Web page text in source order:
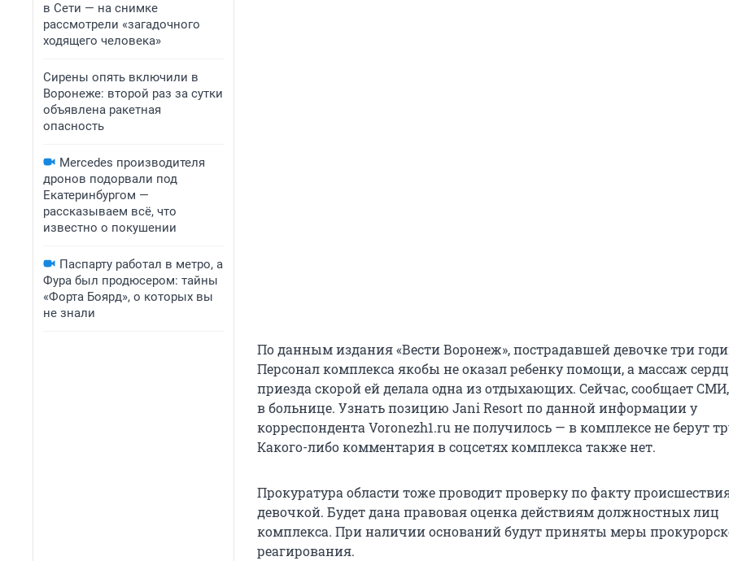
в Сети — на снимке
рассмотрели «загадочного
ходящего человека»
Сирены опять включили в
Воронеже: второй раз за сутки
объявлена ракетная
опасность
Mercedes производителя
дронов подорвали под
Екатеринбургом —
рассказываем всё, что
известно о покушении
Паспарту работал в метро, а
Фура был продюсером: тайны
«Форта Боярд», о которых вы
не знали
По данным издания «Вести Воронеж», пострадавшей девочке три
Персонал комплекса якобы не оказал ребенку помощи, а массаж
приезда скорой ей делала одна из отдыхающих. Сейчас, сообщает
в больнице. Узнать позицию Jani Resort по данной информации у
корреспондента Voronezh1.ru не получилось — в комплексе не берут
Какого-либо комментария в соцсетях комплекса также нет.
Прокуратура области тоже проводит проверку по факту
девочкой. Будет дана правовая оценка действиям должностных лиц
комплекса. При наличии оснований будут приняты меры
реагирования.